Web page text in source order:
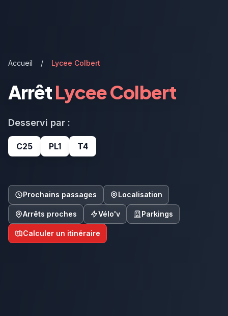
Accueil / Lycee Colbert
ArrêtLycee Colbert
Desservi par :
C25 PL1 T4
Prochains passages Localisation
Arrêts proches Vélo'v Parkings
Calculer un itinéraire